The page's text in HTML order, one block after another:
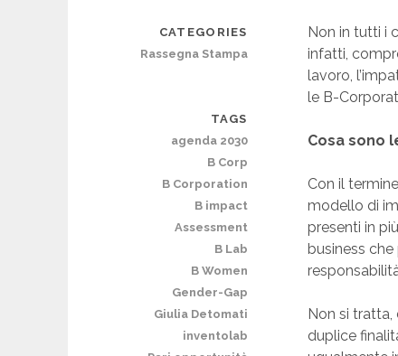
Non in tutti i
infatti,
lavoro,
le B-
Cosa sono
Con il
modello di
presenti in
business
Non si
duplice
CATEGORIES
Rassegna Stampa
TAGS
agenda 2030
B Corp
B Corporation
B impact
Assessment
B Lab
B Women
Gender-Gap
Giulia Detomati
inventolab